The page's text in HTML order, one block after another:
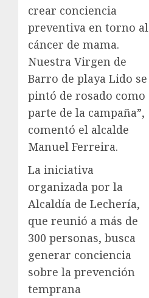
crear conciencia
preventiva en torno al
cáncer de mama.
Nuestra Virgen de
Barro de playa Lido se
pintó de rosado como
parte de la campaña”,
comentó el alcalde
Manuel Ferreira.
La iniciativa
organizada por la
Alcaldía de Lechería,
que reunió a más de
300 personas, busca
generar conciencia
sobre la prevención
temprana